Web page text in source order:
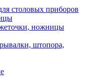
столовых приборов
ножницы
штопора,